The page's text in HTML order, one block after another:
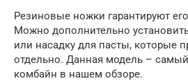
Резиновые ножки гарантируют
Можно дополнительно
или насадку для пасты, которые
отдельно. Данная модель –
комбайн в нашем обзоре.